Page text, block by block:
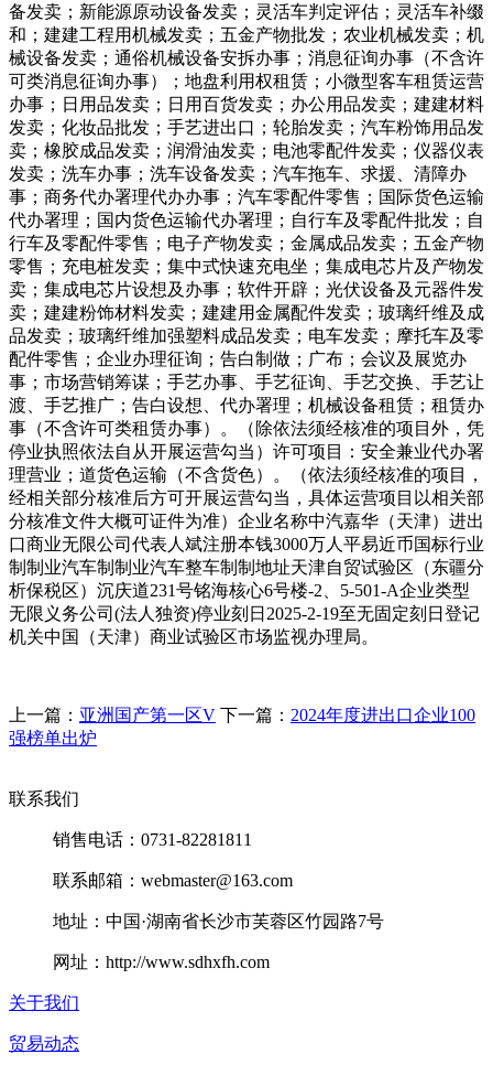
备发卖；新能源原动设备发卖；灵活车判定评估；灵活车补缀
和；建建工程用机械发卖；五金产物批发；农业机械发卖；机
械设备发卖；通俗机械设备安拆办事；消息征询办事（不含许
可类消息征询办事）；地盘利用权租赁；小微型客车租赁运营
办事；日用品发卖；日用百货发卖；办公用品发卖；建建材料
发卖；化妆品批发；手艺进出口；轮胎发卖；汽车粉饰用品发
卖；橡胶成品发卖；润滑油发卖；电池零配件发卖；仪器仪表
发卖；洗车办事；洗车设备发卖；汽车拖车、求援、清障办
事；商务代办署理代办办事；汽车零配件零售；国际货色运输
代办署理；国内货色运输代办署理；自行车及零配件批发；自
行车及零配件零售；电子产物发卖；金属成品发卖；五金产物
零售；充电桩发卖；集中式快速充电坐；集成电芯片及产物发
卖；集成电芯片设想及办事；软件开辟；光伏设备及元器件发
卖；建建粉饰材料发卖；建建用金属配件发卖；玻璃纤维及成
品发卖；玻璃纤维加强塑料成品发卖；电车发卖；摩托车及零
配件零售；企业办理征询；告白制做；广布；会议及展览办
事；市场营销筹谋；手艺办事、手艺征询、手艺交换、手艺让
渡、手艺推广；告白设想、代办署理；机械设备租赁；租赁办
事（不含许可类租赁办事）。（除依法须经核准的项目外，凭
停业执照依法自从开展运营勾当）许可项目：安全兼业代办署
理营业；道货色运输（不含货色）。（依法须经核准的项目，
经相关部分核准后方可开展运营勾当，具体运营项目以相关部
分核准文件大概可证件为准）企业名称中汽嘉华（天津）进出
口商业无限公司代表人斌注册本钱3000万人平易近币国标行业
制制业汽车制制业汽车整车制制地址天津自贸试验区（东疆分
析保税区）沉庆道231号铭海核心6号楼-2、5-501-A企业类型
无限义务公司(法人独资)停业刻日2025-2-19至无固定刻日登记
机关中国（天津）商业试验区市场监视办理局。
上一篇： 亚洲国产第一区V 下一篇： 2024年度进出口企业100
强榜单出炉
联系我们
销售电话：0731-82281811
联系邮箱：webmaster@163.com
地址：中国·湖南省长沙市芙蓉区竹园路7号
网址：http://www.sdhxfh.com
关于我们
贸易动态